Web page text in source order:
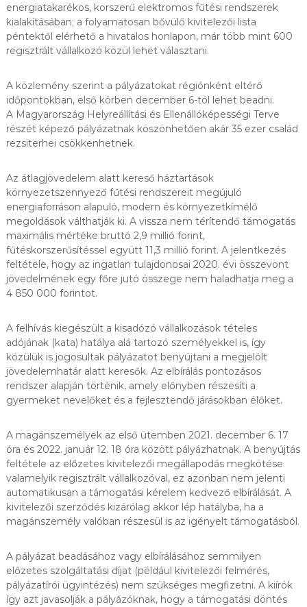
energiatakarékos, korszerű elektromos fűtési rendszerek
kialakításában; a folyamatosan bővülő kivitelezői lista
péntektől elérhető a hivatalos honlapon, már több mint 600
regisztrált vállalkozó közül lehet választani.
A közlemény szerint a pályázatokat régiónként eltérő
időpontokban, első körben december 6-tól lehet beadni.
A Magyarország Helyreállítási és Ellenállóképességi Terve
részét képező pályázatnak köszönhetően akár 35 ezer család
rezsiterhei csökkenhetnek.
Az átlagjövedelem alatt kereső háztartások
környezetszennyező fűtési rendszereit megújuló
energiaforráson alapuló, modern és környezetkímélő
megoldások válthatják ki. A vissza nem térítendő támogatás
maximális mértéke bruttó 2,9 millió forint,
fűtéskorszerűsítéssel együtt 11,3 millió forint. A jelentkezés
feltétele, hogy az ingatlan tulajdonosai 2020. évi összevont
jövedelmének egy főre jutó összege nem haladhatja meg a
4 850 000 forintot.
A felhívás kiegészült a kisadózó vállalkozások tételes
adójának (kata) hatálya alá tartozó személyekkel is, így
közülük is jogosultak pályázatot benyújtani a megjelölt
jövedelemhatár alatt keresők. Az elbírálás pontozásos
rendszer alapján történik, amely előnyben részesíti a
gyermeket nevelőket és a fejlesztendő járásokban élőket.
A magánszemélyek az első ütemben 2021. december 6. 17
óra és 2022. január 12. 18 óra között pályázhatnak. A benyújtás
feltétele az előzetes kivitelezői megállapodás megkötése
valamelyik regisztrált vállalkozóval, ez azonban nem jelenti
automatikusan a támogatási kérelem kedvező elbírálását. A
kivitelezői szerződés kizárólag akkor lép hatályba, ha a
magánszemély valóban részesül is az igényelt támogatásból.
A pályázat beadásához vagy elbírálásához semmilyen
előzetes szolgáltatási díjat (például kivitelezői felmérés,
pályázatírói ügyintézés) nem szükséges megfizetni. A kiírók
így azt javasolják a pályázóknak, hogy a támogatási döntés